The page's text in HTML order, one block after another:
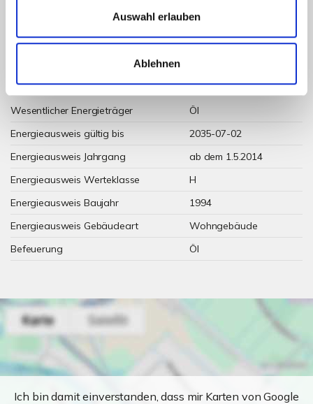
Auswahl erlauben
Ablehnen
Weitere Informationen
Wesentlicher Energieträger
Öl
Energieausweis gültig bis
2035-07-02
Energieausweis Jahrgang
ab dem 1.5.2014
Energieausweis Werteklasse
H
Energieausweis Baujahr
1994
Energieausweis Gebäudeart
Wohngebäude
Befeuerung
Öl
Ich bin damit einverstanden, dass mir Karten von Google